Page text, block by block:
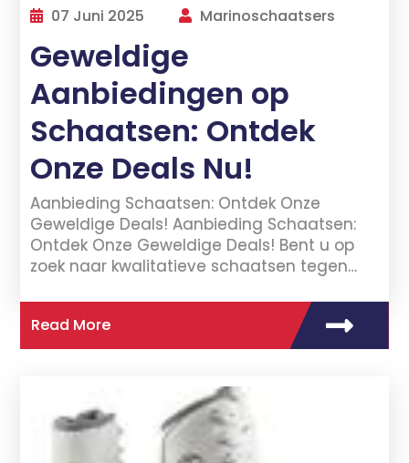
07 Juni 2025 Marinoschaatsers
Geweldige
Aanbiedingen op
Schaatsen: Ontdek
Onze Deals Nu!
Aanbieding Schaatsen: Ontdek Onze
Geweldige Deals! Aanbieding Schaatsen:
Ontdek Onze Geweldige Deals! Bent u op
zoek naar kwalitatieve schaatsen tegen…
Read More